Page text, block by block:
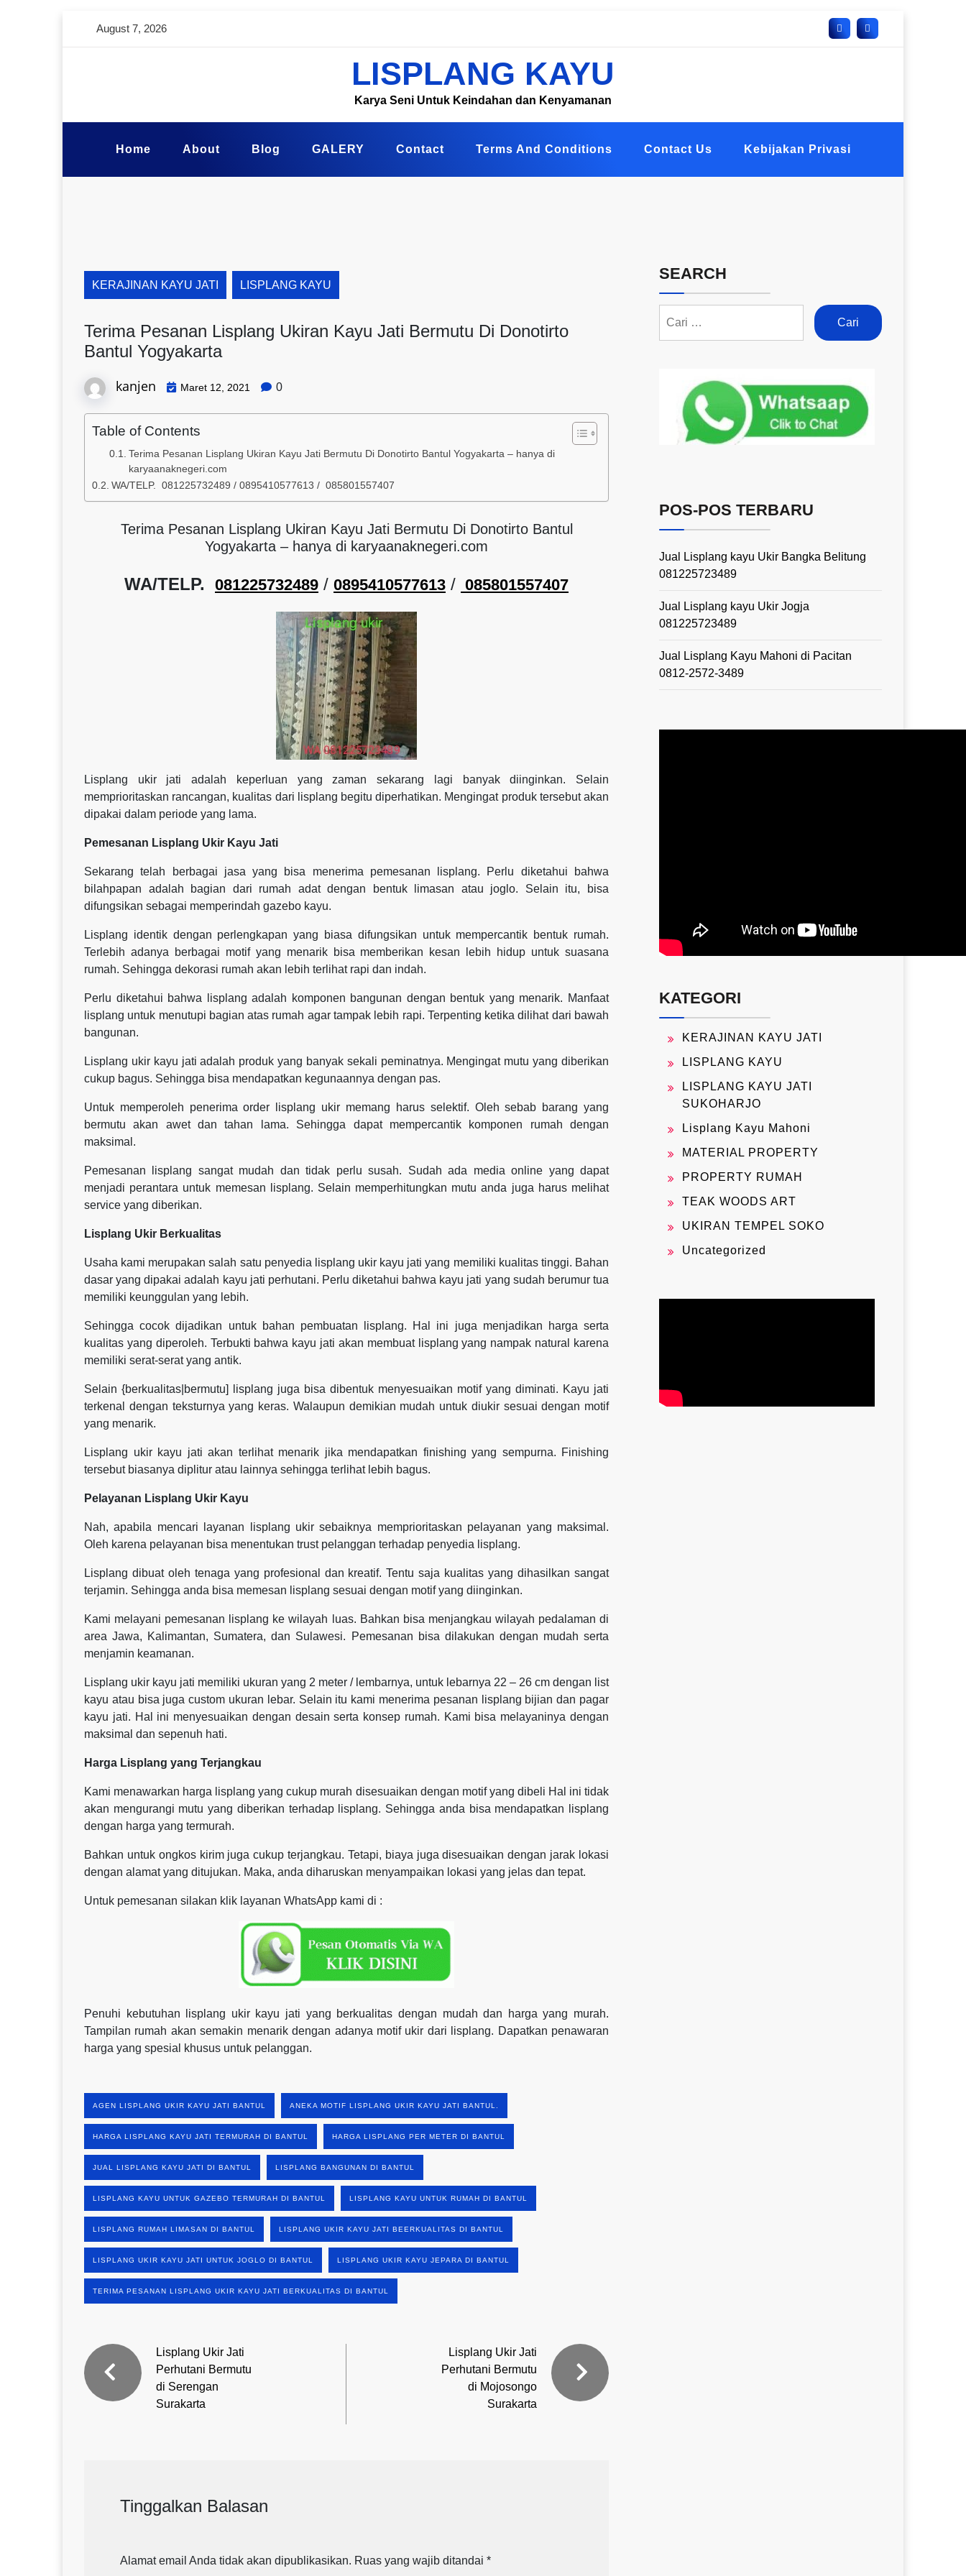
August 7, 2026
LISPLANG KAYU
Karya Seni Untuk Keindahan dan Kenyamanan
Home About Blog GALERY Contact Terms And Conditions Contact Us Kebijakan Privasi
KERAJINAN KAYU JATI LISPLANG KAYU
Terima Pesanan Lisplang Ukiran Kayu Jati Bermutu Di Donotirto
Bantul Yogyakarta
kanjen Maret 12, 2021 0
Table of Contents
Terima Pesanan Lisplang Ukiran Kayu Jati Bermutu Di Donotirto Bantul Yogyakarta – hanya di
karyaanaknegeri.com
WA/TELP. 081225732489 / 0895410577613 / 085801557407
Terima Pesanan Lisplang Ukiran Kayu Jati Bermutu Di Donotirto Bantul
Yogyakarta – hanya di karyaanaknegeri.com
WA/TELP. 081225732489 / 0895410577613 / 085801557407
Lisplang ukir jati adalah keperluan yang zaman sekarang lagi banyak diinginkan. Selain
memprioritaskan rancangan, kualitas dari lisplang begitu diperhatikan. Mengingat produk tersebut akan
dipakai dalam periode yang lama.
Pemesanan Lisplang Ukir Kayu Jati
Sekarang telah berbagai jasa yang bisa menerima pemesanan lisplang. Perlu diketahui bahwa
bilahpapan adalah bagian dari rumah adat dengan bentuk limasan atau joglo. Selain itu, bisa
difungsikan sebagai memperindah gazebo kayu.
Lisplang identik dengan perlengkapan yang biasa difungsikan untuk mempercantik bentuk rumah.
Terlebih adanya berbagai motif yang menarik bisa memberikan kesan lebih hidup untuk suasana
rumah. Sehingga dekorasi rumah akan lebih terlihat rapi dan indah.
Perlu diketahui bahwa lisplang adalah komponen bangunan dengan bentuk yang menarik. Manfaat
lisplang untuk menutupi bagian atas rumah agar tampak lebih rapi. Terpenting ketika dilihat dari bawah
bangunan.
Lisplang ukir kayu jati adalah produk yang banyak sekali peminatnya. Mengingat mutu yang diberikan
cukup bagus. Sehingga bisa mendapatkan kegunaannya dengan pas.
Untuk memperoleh penerima order lisplang ukir memang harus selektif. Oleh sebab barang yang
bermutu akan awet dan tahan lama. Sehingga dapat mempercantik komponen rumah dengan
maksimal.
Pemesanan lisplang sangat mudah dan tidak perlu susah. Sudah ada media online yang dapat
menjadi perantara untuk memesan lisplang. Selain memperhitungkan mutu anda juga harus melihat
service yang diberikan.
Lisplang Ukir Berkualitas
Usaha kami merupakan salah satu penyedia lisplang ukir kayu jati yang memiliki kualitas tinggi. Bahan
dasar yang dipakai adalah kayu jati perhutani. Perlu diketahui bahwa kayu jati yang sudah berumur tua
memiliki keunggulan yang lebih.
Sehingga cocok dijadikan untuk bahan pembuatan lisplang. Hal ini juga menjadikan harga serta
kualitas yang diperoleh. Terbukti bahwa kayu jati akan membuat lisplang yang nampak natural karena
memiliki serat-serat yang antik.
Selain {berkualitas|bermutu] lisplang juga bisa dibentuk menyesuaikan motif yang diminati. Kayu jati
terkenal dengan teksturnya yang keras. Walaupun demikian mudah untuk diukir sesuai dengan motif
yang menarik.
Lisplang ukir kayu jati akan terlihat menarik jika mendapatkan finishing yang sempurna. Finishing
tersebut biasanya diplitur atau lainnya sehingga terlihat lebih bagus.
Pelayanan Lisplang Ukir Kayu
Nah, apabila mencari layanan lisplang ukir sebaiknya memprioritaskan pelayanan yang maksimal.
Oleh karena pelayanan bisa menentukan trust pelanggan terhadap penyedia lisplang.
Lisplang dibuat oleh tenaga yang profesional dan kreatif. Tentu saja kualitas yang dihasilkan sangat
terjamin. Sehingga anda bisa memesan lisplang sesuai dengan motif yang diinginkan.
Kami melayani pemesanan lisplang ke wilayah luas. Bahkan bisa menjangkau wilayah pedalaman di
area Jawa, Kalimantan, Sumatera, dan Sulawesi. Pemesanan bisa dilakukan dengan mudah serta
menjamin keamanan.
Lisplang ukir kayu jati memiliki ukuran yang 2 meter / lembarnya, untuk lebarnya 22 – 26 cm dengan list
kayu atau bisa juga custom ukuran lebar. Selain itu kami menerima pesanan lisplang bijian dan pagar
kayu jati. Hal ini menyesuaikan dengan desain serta konsep rumah. Kami bisa melayaninya dengan
maksimal dan sepenuh hati.
Harga Lisplang yang Terjangkau
Kami menawarkan harga lisplang yang cukup murah disesuaikan dengan motif yang dibeli Hal ini tidak
akan mengurangi mutu yang diberikan terhadap lisplang. Sehingga anda bisa mendapatkan lisplang
dengan harga yang termurah.
Bahkan untuk ongkos kirim juga cukup terjangkau. Tetapi, biaya juga disesuaikan dengan jarak lokasi
dengan alamat yang ditujukan. Maka, anda diharuskan menyampaikan lokasi yang jelas dan tepat.
Untuk pemesanan silakan klik layanan WhatsApp kami di :
Penuhi kebutuhan lisplang ukir kayu jati yang berkualitas dengan mudah dan harga yang murah.
Tampilan rumah akan semakin menarik dengan adanya motif ukir dari lisplang. Dapatkan penawaran
harga yang spesial khusus untuk pelanggan.
AGEN LISPLANG UKIR KAYU JATI BANTUL ANEKA MOTIF LISPLANG UKIR KAYU JATI BANTUL.
HARGA LISPLANG KAYU JATI TERMURAH DI BANTUL HARGA LISPLANG PER METER DI BANTUL
JUAL LISPLANG KAYU JATI DI BANTUL LISPLANG BANGUNAN DI BANTUL
LISPLANG KAYU UNTUK GAZEBO TERMURAH DI BANTUL LISPLANG KAYU UNTUK RUMAH DI BANTUL
LISPLANG RUMAH LIMASAN DI BANTUL LISPLANG UKIR KAYU JATI BEERKUALITAS DI BANTUL
LISPLANG UKIR KAYU JATI UNTUK JOGLO DI BANTUL LISPLANG UKIR KAYU JEPARA DI BANTUL
TERIMA PESANAN LISPLANG UKIR KAYU JATI BERKUALITAS DI BANTUL
Lisplang Ukir Jati
Perhutani Bermutu
di Serengan
Surakarta
Lisplang Ukir Jati
Perhutani Bermutu
di Mojosongo
Surakarta
Tinggalkan Balasan
Alamat email Anda tidak akan dipublikasikan. Ruas yang wajib ditandai *
SEARCH
POS-POS TERBARU
Jual Lisplang kayu Ukir Bangka Belitung
081225723489
Jual Lisplang kayu Ukir Jogja
081225723489
Jual Lisplang Kayu Mahoni di Pacitan
0812-2572-3489
KATEGORI
KERAJINAN KAYU JATI
LISPLANG KAYU
LISPLANG KAYU JATI
SUKOHARJO
Lisplang Kayu Mahoni
MATERIAL PROPERTY
PROPERTY RUMAH
TEAK WOODS ART
UKIRAN TEMPEL SOKO
Uncategorized